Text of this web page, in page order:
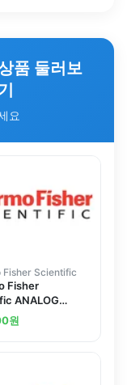
품 둘러보
요
Fisher Scientific
Fisher
ANALOG
QI
원